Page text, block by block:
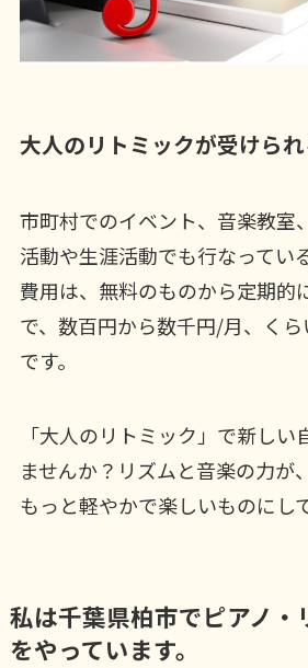
大人のリトミックが受けら
市町村でのイベント、音楽教室
活動や生涯活動でも行なってい
費用は、無料のものから定期的
で、数百円から数千円/月、く
です。
「大人のリトミック」で新しい
ませんか？リズムと音楽の力が
もっと軽やかで楽しいものにし
私は千葉県柏市でピアノ・
をやっています。